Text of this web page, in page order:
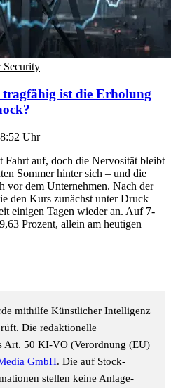
Security
ist die Erholung
Uhr
Fahrt auf, doch die Nervosität bleibt
Sommer hinter sich – und die
vor dem Unternehmen. Nach der
den Kurs zunächst unter Druck
einigen Tagen wieder an. Auf 7-
Prozent, allein am heutigen
mithilfe Künstlicher Intelligenz
Die redaktionelle
Art. 50 KI-VO (Verordnung (EU)
GmbH. Die auf Stock-
stellen keine Anlage-